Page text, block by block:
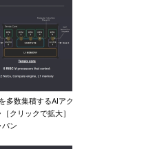
多数集積するAIアク
クリックで拡大］
ン